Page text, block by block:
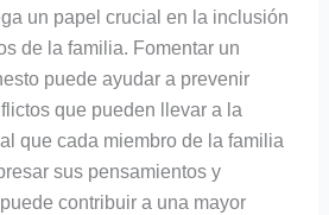
un papel crucial en la inclusión
de la familia. Fomentar un
puede ayudar a prevenir
que pueden llevar a la
que cada miembro de la familia
sus pensamientos y
contribuir a una mayor